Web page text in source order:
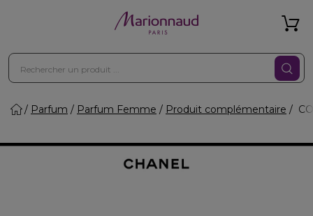
Parfum Parfum Femme Produit complémentaire